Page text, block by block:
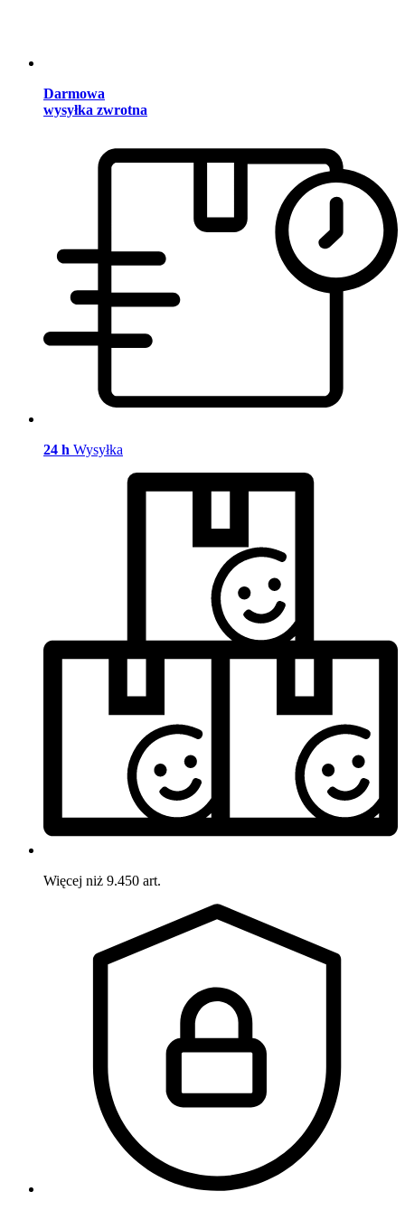
Darmowa
wysyłka zwrotna
24 h Wysyłka
Więcej niż 9.450 art.